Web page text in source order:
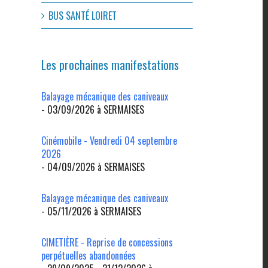
BUS SANTÉ LOIRET
Les prochaines manifestations
Balayage mécanique des caniveaux
- 03/09/2026 à SERMAISES
Cinémobile - Vendredi 04 septembre
2026
- 04/09/2026 à SERMAISES
Balayage mécanique des caniveaux
- 05/11/2026 à SERMAISES
CIMETIÈRE - Reprise de concessions
perpétuelles abandonnées